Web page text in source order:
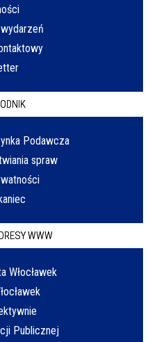
Podawcza
spraw
WWW
Włocławek
Publicznej